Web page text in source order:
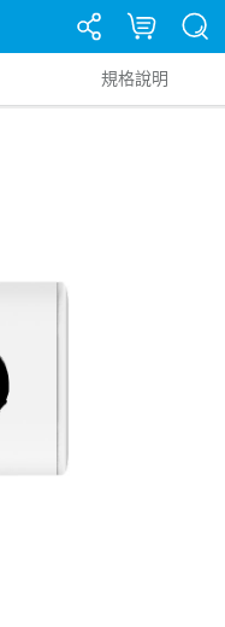
規格說明